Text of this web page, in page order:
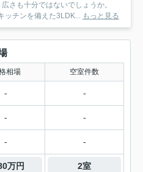
さも十分ではないでしょうか。
ッチンを備えた3LDK... もっと見る
相場 空室件数
- -
- -
- -
万円 2室